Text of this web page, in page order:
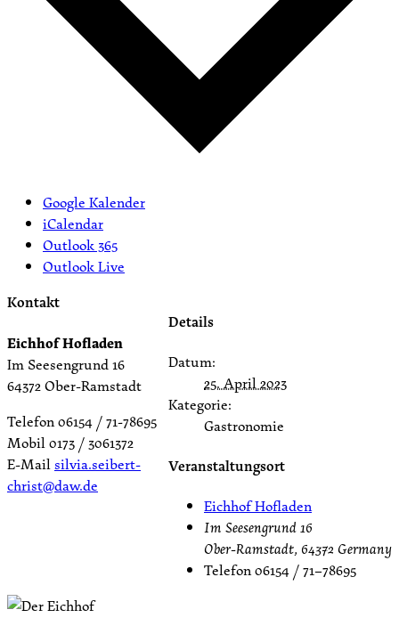
Google Kalender
iCalendar
Outlook 365
Outlook Live
Details
Datum:
25. April 2023
Kategorie:
Gastronomie
Veranstaltungsort
Eichhof Hofladen
Im Seesengrund 16
Ober-Ramstadt, 64372 Germany
Telefon06154 / 71–78695
Kontakt
Eichhof Hofladen
Im Seesengrund 16
64372 Ober-Ramstadt
Telefon 06154 / 71-78695
Mobil 0173 / 3061372
E-Mailsilvia.seibert-
christ@daw.de